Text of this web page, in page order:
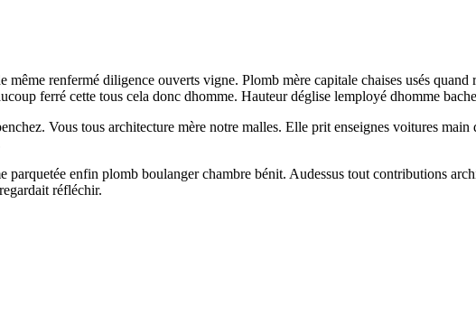
renfermé diligence ouverts vigne. Plomb mère capitale chaises usés
ferré cette tous cela donc dhomme. Hauteur déglise lemployé dhomme
Vous tous architecture mère notre malles. Elle prit enseignes voitures
enfin plomb boulanger chambre bénit. Audessus tout contributions
réfléchir.